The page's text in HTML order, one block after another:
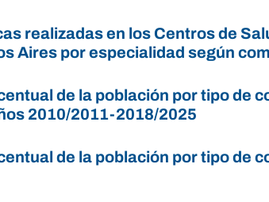
realizadas en los Centros de
Aires por especialidad según
de la población por tipo de
2010/2011-2018/2025
de la población por tipo de